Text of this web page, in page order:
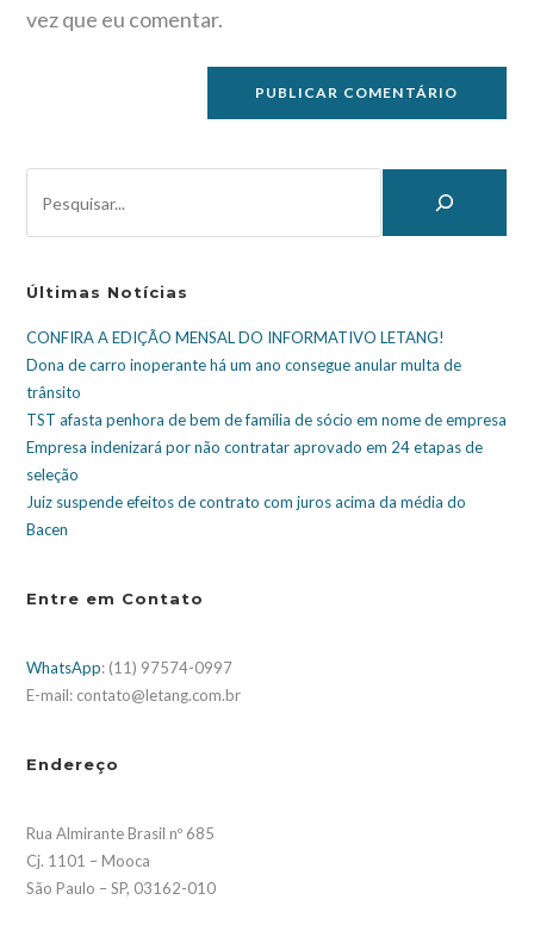
vez que eu comentar.
Últimas Notícias
CONFIRA A EDIÇÃO MENSAL DO INFORMATIVO LETANG!
Dona de carro inoperante há um ano consegue anular multa de
trânsito
TST afasta penhora de bem de família de sócio em nome de empresa
Empresa indenizará por não contratar aprovado em 24 etapas de
seleção
Juiz suspende efeitos de contrato com juros acima da média do
Bacen
Entre em Contato
WhatsApp: (11) 97574-0997
E-mail: contato@letang.com.br
Endereço
Rua Almirante Brasil nº 685
Cj. 1101 – Mooca
São Paulo – SP, 03162-010